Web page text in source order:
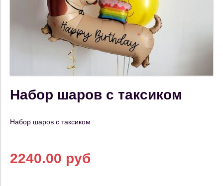
Набор шаров с таксиком
Набор шаров с таксиком
2240.00 руб